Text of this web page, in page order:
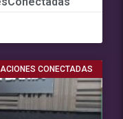
CONECTADAS